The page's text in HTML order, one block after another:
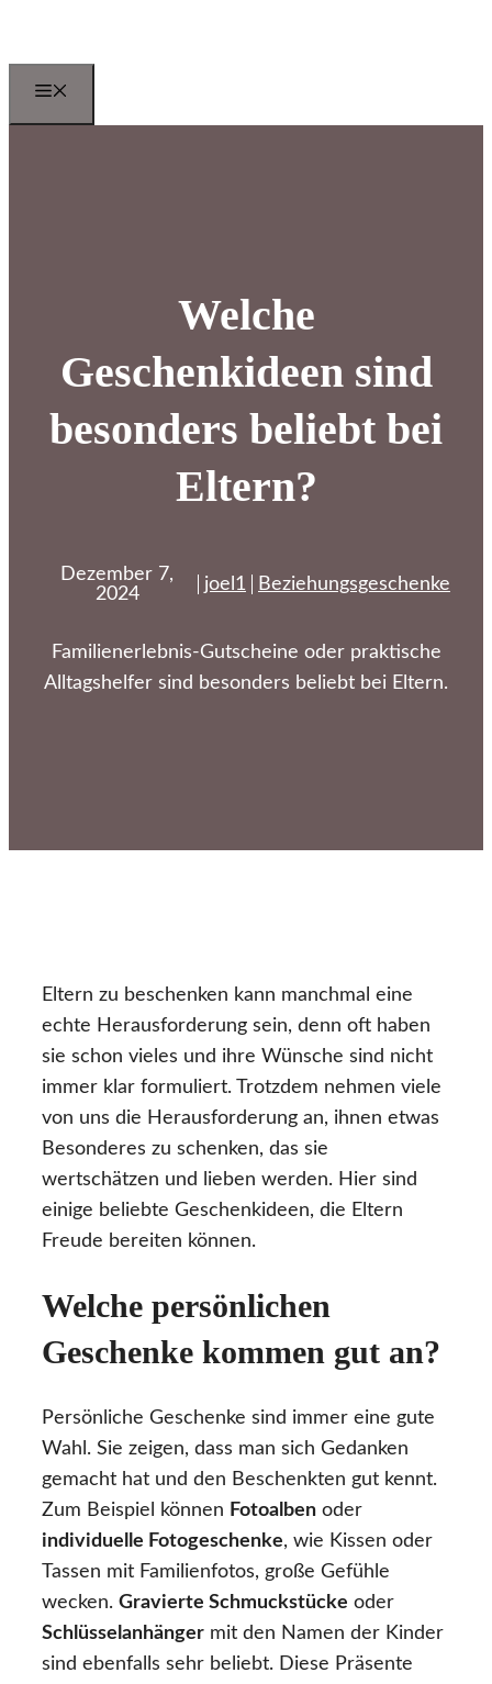
springen
Welche
Geschenkideen sind
besonders beliebt bei
Eltern?
Dezember 7,
2024
joel1 Beziehungsgeschenke
Familienerlebnis-Gutscheine oder praktische
Alltagshelfer sind besonders beliebt bei Eltern.
Eltern zu beschenken kann manchmal eine
echte Herausforderung sein, denn oft haben
sie schon vieles und ihre Wünsche sind nicht
immer klar formuliert. Trotzdem nehmen viele
von uns die Herausforderung an, ihnen etwas
Besonderes zu schenken, das sie
wertschätzen und lieben werden. Hier sind
einige beliebte Geschenkideen, die Eltern
Freude bereiten können.
Welche persönlichen
Geschenke kommen gut an?
Persönliche Geschenke sind immer eine gute
Wahl. Sie zeigen, dass man sich Gedanken
gemacht hat und den Beschenkten gut kennt.
Zum Beispiel können Fotoalben oder
individuelle Fotogeschenke, wie Kissen oder
Tassen mit Familienfotos, große Gefühle
wecken. Gravierte Schmuckstücke oder
Schlüsselanhänger mit den Namen der Kinder
sind ebenfalls sehr beliebt. Diese Präsente